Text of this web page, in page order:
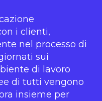
i clienti,
nel processo di
sui
di lavoro
di tutti vengono
insieme per